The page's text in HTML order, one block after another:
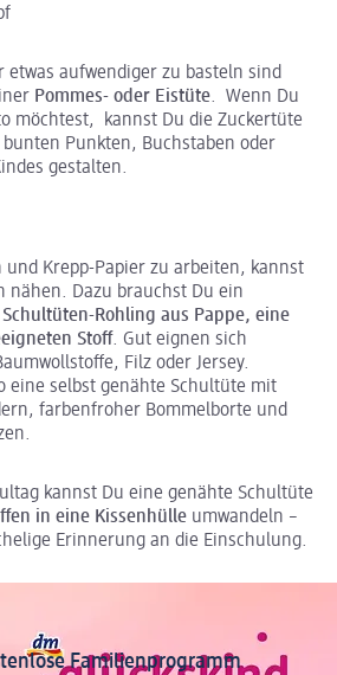
etwas aufwendiger zu basteln sind
Pommes- oder Eistüte. Wenn Du
möchtest, kannst Du die Zuckertüte
Punkten, Buchstaben oder
gestalten.
und Krepp-Papier zu arbeiten, kannst
nähen. Dazu brauchst Du ein
Rohling aus Pappe, eine
Stoff. Gut eignen sich
Filz oder Jersey.
eine selbst genähte Schultüte mit
farbenfroher Bommelborte und
kannst Du eine genähte Schultüte
in eine Kissenhülle umwandeln –
Erinnerung an die Einschulung.
Familienprogramm